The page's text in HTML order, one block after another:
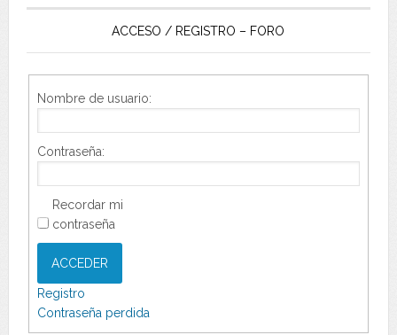
ACCESO / REGISTRO – FORO
Nombre de usuario:
Contraseña:
Recordar mi
contraseña
ACCEDER
Registro
Contraseña perdida